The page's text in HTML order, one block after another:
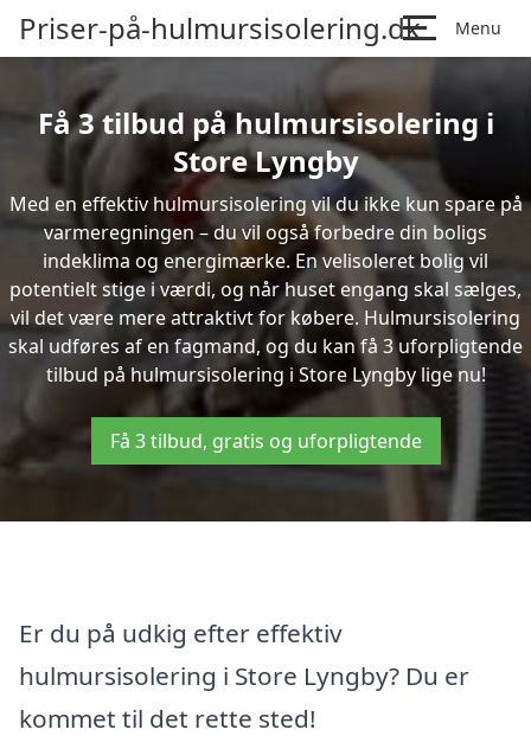
Priser-på-hulmursisolering.dk Menu
Få 3 tilbud på hulmursisolering i
Store Lyngby
Med en effektiv hulmursisolering vil du ikke kun spare på
varmeregningen – du vil også forbedre din boligs
indeklima og energimærke. En velisoleret bolig vil
potentielt stige i værdi, og når huset engang skal sælges,
vil det være mere attraktivt for købere. Hulmursisolering
skal udføres af en fagmand, og du kan få 3 uforpligtende
tilbud på hulmursisolering i Store Lyngby lige nu!
Få 3 tilbud, gratis og uforpligtende
Er du på udkig efter effektiv
hulmursisolering i Store Lyngby? Du er
kommet til det rette sted!